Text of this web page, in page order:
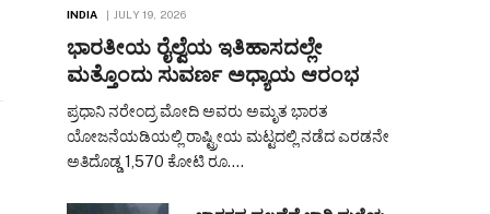
INDIA JULY 19, 2026
ಭಾರತೀಯ ರೈಲ್ವೆಯ ಇತಿಹಾಸದಲ್ಲೇ
ಮತ್ತೊಂದು ಸುವರ್ಣ ಅಧ್ಯಾಯ ಆರಂಭ
ಪ್ರಧಾನಿ ನರೇಂದ್ರ ಮೋದಿ ಅವರು ಅಮೃತ ಭಾರತ
ಯೋಜನೆಯಡಿಯಲ್ಲಿ ರಾಷ್ಟ್ರೀಯ ಮಟ್ಟದಲ್ಲಿ ನಡೆದ ಎರಡನೇ
ಅತಿದೊಡ್ಡ 1,570 ಕೋಟಿ ರೂ.…